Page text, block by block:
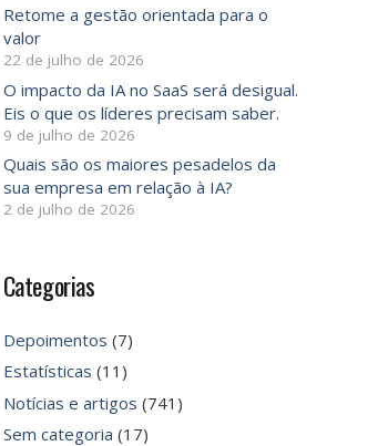
Retome a gestão orientada para o
valor
22 de julho de 2026
O impacto da IA ​​no SaaS será desigual.
Eis o que os líderes precisam saber.
9 de julho de 2026
Quais são os maiores pesadelos da
sua empresa em relação à IA?
2 de julho de 2026
Categorias
Depoimentos (7)
Estatísticas (11)
Notícias e artigos (741)
Sem categoria (17)